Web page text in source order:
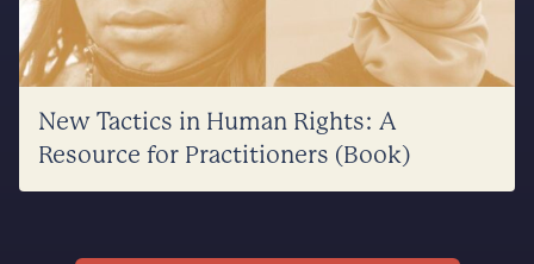
New Tactics in Human Rights: A
Resource for Practitioners (Book)